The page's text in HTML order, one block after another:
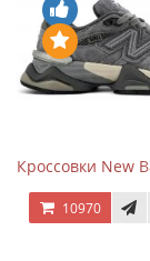
Кроссовки New
10970